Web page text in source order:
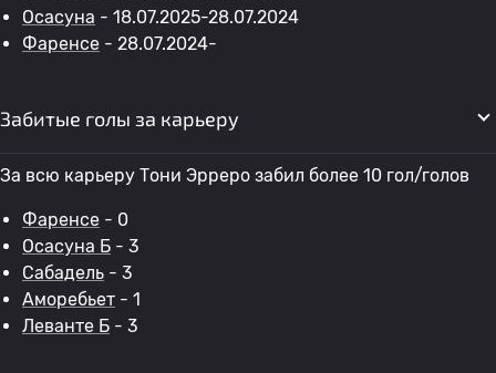
Осасуна - 18.07.2025-28.07.2024
Фаренсе - 28.07.2024-
Забитые голы за карьеру
За всю карьеру Тони Эрреро забил более 10 гол/голов
Фаренсе - 0
Осасуна Б - 3
Сабадель - 3
Аморебьет - 1
Леванте Б - 3